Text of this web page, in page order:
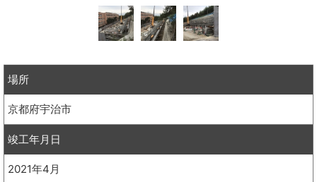
場所
京都府宇治市
竣工年月日
2021年4月